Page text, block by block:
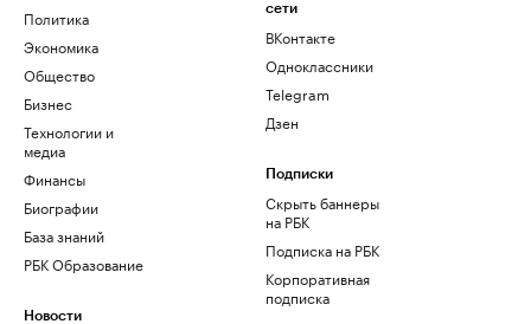
Политика
Экономика
Общество
Бизнес
Технологии и
медиа
Финансы
Биографии
База знаний
РБК Образование
Новости
сети
ВКонтакте
Одноклассники
Telegram
Дзен
Подписки
Скрыть баннеры
на РБК
Подписка на РБК
Корпоративная
подписка